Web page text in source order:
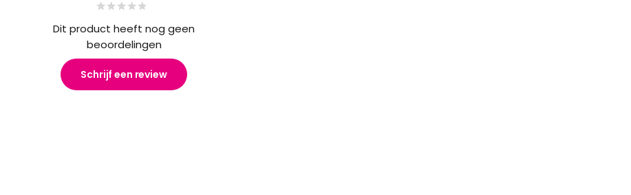
Dit product heeft nog geen
beoordelingen
Schrijf een review